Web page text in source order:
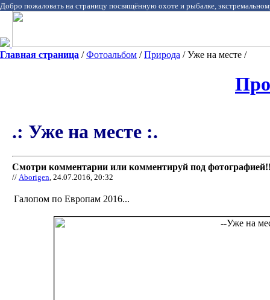
Добро пожаловать на страницу посвящённую охоте и рыбалке,
Главная страница /Фотоальбом /Природа / Уже на месте /
.: Уже на месте :.
Смотри комментарии или комментируй под
// Aborigen, 24.07.2016, 20:32
Галопом по Европам 2016...